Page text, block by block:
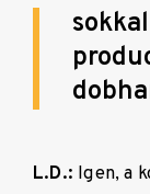
L.D.: Igen, a